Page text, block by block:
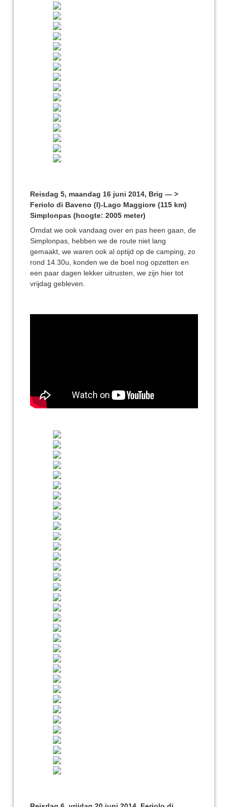
Reisdag 5, maandag 16 juni 2014, Brig — >
Feriolo di Baveno (I)-Lago Maggiore (115 km)
Simplonpas (hoogte: 2005 meter)
Omdat we ook vandaag over en pas heen gaan, de
Simplonpas, hebben we de route niet lang
gemaakt, we waren ook al optijd op de camping, zo
rond 14.30u, konden we de boel nog opzetten en
een paar dagen lekker uitrusten, we zijn hier tot
vrijdag gebleven.